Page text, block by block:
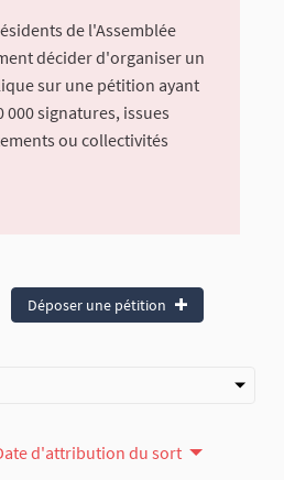
de l'Assemblée
décider d'organiser un
sur une pétition ayant
signatures, issues
ou collectivités
Déposer une pétition
d'attribution du sort